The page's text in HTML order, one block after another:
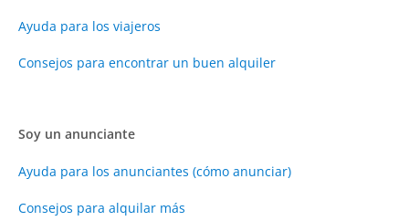
Ayuda para los viajeros
Consejos para encontrar un buen alquiler
Soy un anunciante
Ayuda para los anunciantes (cómo anunciar)
Consejos para alquilar más